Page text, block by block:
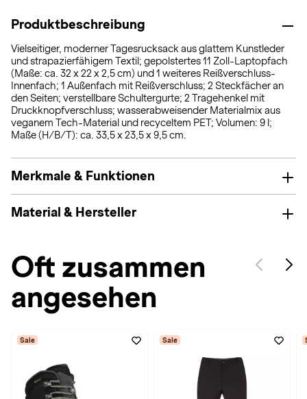
Produktbeschreibung
Vielseitiger, moderner Tagesrucksack aus glattem Kunstleder
und strapazierfähigem Textil; gepolstertes 11 Zoll-Laptopfach
(Maße: ca. 32 x 22 x 2,5 cm) und 1 weiteres Reißverschluss-
Innenfach; 1 Außenfach mit Reißverschluss; 2 Steckfächer an
den Seiten; verstellbare Schultergurte; 2 Tragehenkel mit
Druckknopfverschluss; wasserabweisender Materialmix aus
veganem Tech-Material und recyceltem PET; Volumen: 9 l;
Maße (H/B/T): ca. 33,5 x 23,5 x 9,5 cm.
Merkmale & Funktionen
Material & Hersteller
Oft zusammen
angesehen
Sale Sale